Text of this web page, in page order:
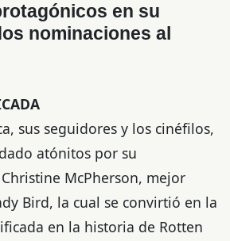
en su
nominaciones al
sus seguidores y los cinéfilos,
atónitos por su
McPherson, mejor
Bird, la cual se convirtió en la
en la historia de Rotten